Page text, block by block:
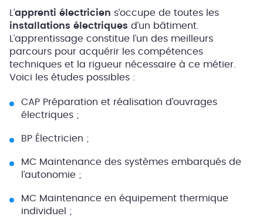
L’apprenti électricien s’occupe de toutes les
installations électriques d’un bâtiment.
L’apprentissage constitue l’un des meilleurs
parcours pour acquérir les compétences
techniques et la rigueur nécessaire à ce métier.
Voici les études possibles :
CAP Préparation et réalisation d’ouvrages
électriques ;
BP Électricien ;
MC Maintenance des systèmes embarqués de
l’autonomie ;
MC Maintenance en équipement thermique
individuel ;